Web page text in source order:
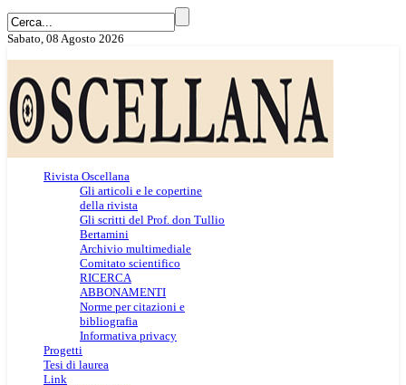
Sabato, 08 Agosto 2026
Rivista Oscellana
Gli articoli e le copertine
della rivista
Gli scritti del Prof. don Tullio
Bertamini
Archivio multimediale
Comitato scientifico
RICERCA
ABBONAMENTI
Norme per citazioni e
bibliografia
Informativa privacy
Progetti
Tesi di laurea
Link